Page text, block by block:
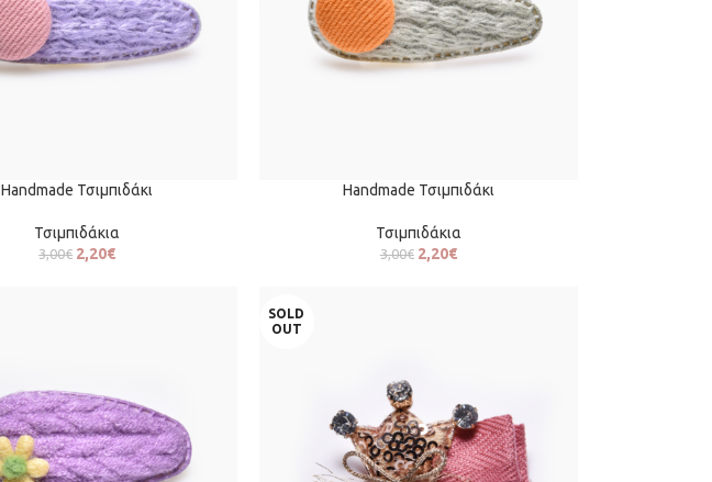
Handmade Τσιμπιδάκι
Τσιμπιδάκια
3,00€ 2,20€
Handmade Τσιμπιδάκι
Τσιμπιδάκια
3,00€ 2,20€
SOLD
OUT